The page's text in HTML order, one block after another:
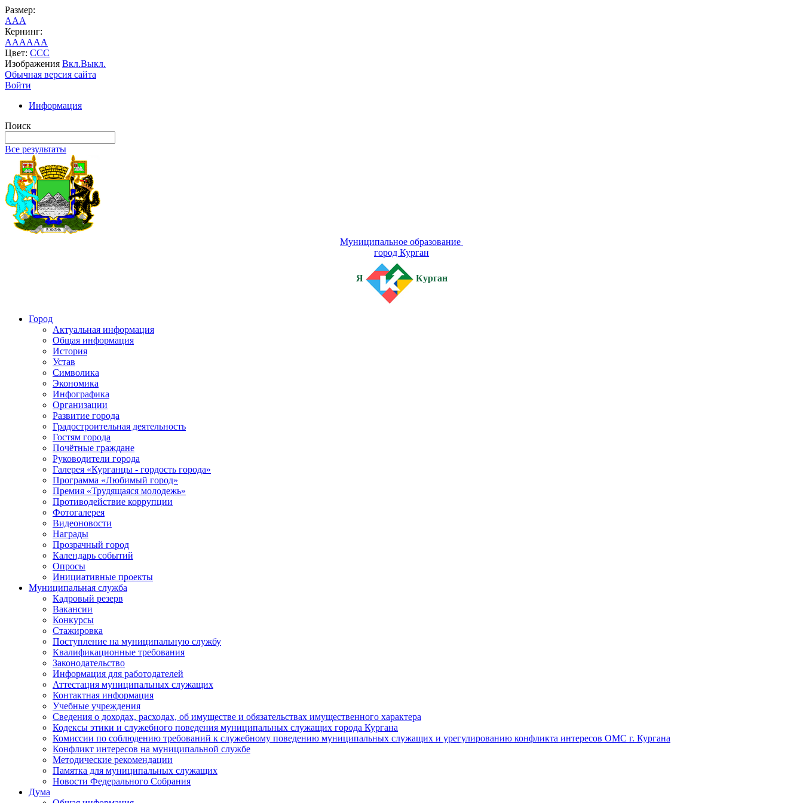
Размер:
AAA
Кернинг:
AAAAAA
Цвет: CCC
Изображения Вкл.Выкл.
Обычная версия сайта
Войти
Информация
Поиск
Все результаты
Муниципальное образование
город Курган
Я Курган
Город
Актуальная информация
Общая информация
История
Устав
Символика
Экономика
Инфографика
Организации
Развитие города
Градостроительная деятельность
Гостям города
Почётные граждане
Руководители города
Галерея «Курганцы - гордость города»
Программа «Любимый город»
Премия «Трудящаяся молодежь»
Противодействие коррупции
Фотогалерея
Видеоновости
Награды
Прозрачный город
Календарь событий
Опросы
Инициативные проекты
Муниципальная служба
Кадровый резерв
Вакансии
Конкурсы
Стажировка
Поступление на муниципальную службу
Квалификационные требования
Законодательство
Информация для работодателей
Аттестация муниципальных служащих
Контактная информация
Учебные учреждения
Сведения о доходах, расходах, об имуществе и обязательствах имущественного характера
Кодексы этики и служебного поведения муниципальных служащих города Кургана
Комиссии по соблюдению требований к служебному поведению муниципальных служащих и урегулированию конфликта интересов ОМС г. Кургана
Конфликт интересов на муниципальной службе
Методические рекомендации
Памятка для муниципальных служащих
Новости Федерального Cобрания
Дума